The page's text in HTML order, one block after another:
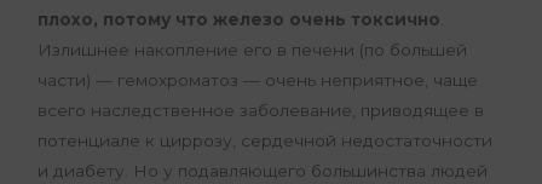
плохо, потому что железо очень токсично
Излишнее накопление его в печени (по большей
части) — гемохроматоз — очень неприятное, чаще
всего наследственное заболевание, приводящее в
потенциале к циррозу, сердечной недостаточности
и диабету. Но у подавляющего большинства людей